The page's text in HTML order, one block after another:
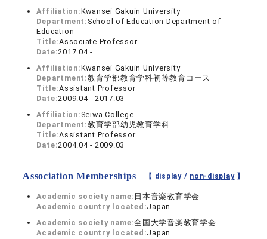
Affiliation:Kwansei Gakuin University
Department: School of Education Department of
Education
Title:Associate Professor
Date:2017.04 -
Affiliation:Kwansei Gakuin University
Department:教育学部教育学科初等教育コース
Title:Assistant Professor
Date:2009.04 - 2017.03
Affiliation: Seiwa College
Department:教育学部幼児教育学科
Title:Assistant Professor
Date:2004.04 - 2009.03
Association Memberships 【 display / non-display】
Academic society name: 日本音楽教育学会
Academic country located:Japan
Academic society name:全国大学音楽教育学会
Academic country located:Japan